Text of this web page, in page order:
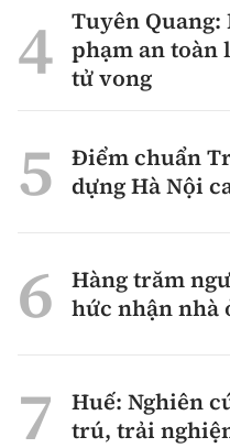
Tuyên
phạm an toàn
tử vong
Điểm chuẩn
dựng Hà Nội
Hàng trăm
hức nhận nhà
Huế: Nghiên
trú, trải